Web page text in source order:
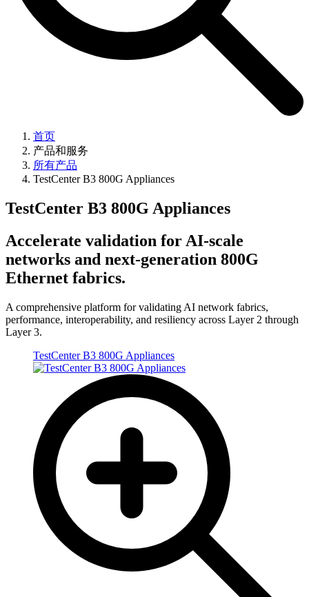
首页
产品和服务
所有产品
TestCenter B3 800G Appliances
TestCenter B3 800G Appliances
Accelerate validation for AI-scale
networks and next-generation 800G
Ethernet fabrics.
A comprehensive platform for validating AI network fabrics,
performance, interoperability, and resiliency across Layer 2 through
Layer 3.
TestCenter B3 800G Appliances